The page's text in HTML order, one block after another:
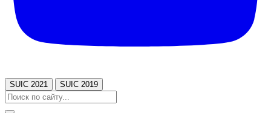
SUIC 2021 SUIC 2019